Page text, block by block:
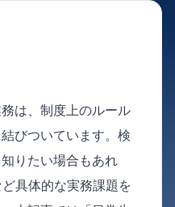
は、制度上のルール
びついています。検
りたい場合もあれ
具体的な実務課題を